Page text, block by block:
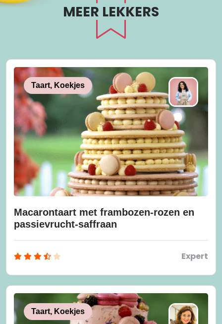
MEER LEKKERS
Taart, Koekjes
Macarontaart met frambozen-rozen en
passievrucht-saffraan
Expert
Taart, Koekjes